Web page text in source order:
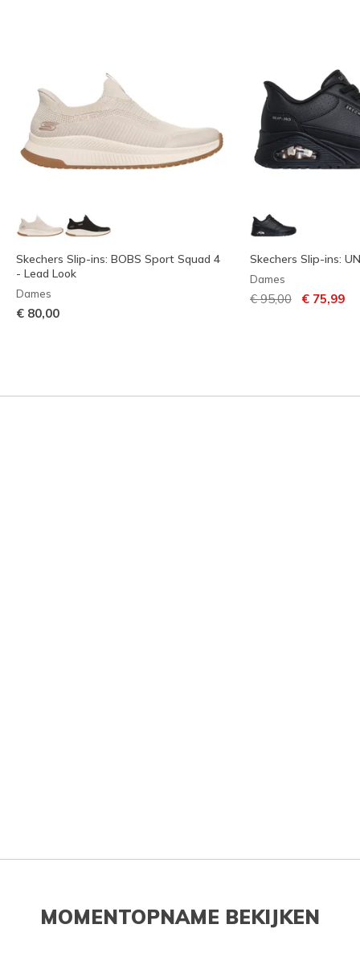
Skechers Slip-ins: BOBS Sport Squad 4
- Lead Look
Dames
€ 80,00
Skechers Slip-ins:
Dames
Prijs verlaagd van
€ 95,00naar
€ 75,99
MOMENTOPNAME BEKIJKEN